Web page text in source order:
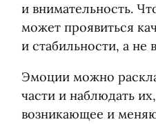
и внимательность.
может проявиться
и стабильности, а не
Эмоции можно
части и наблюдать
возникающее и